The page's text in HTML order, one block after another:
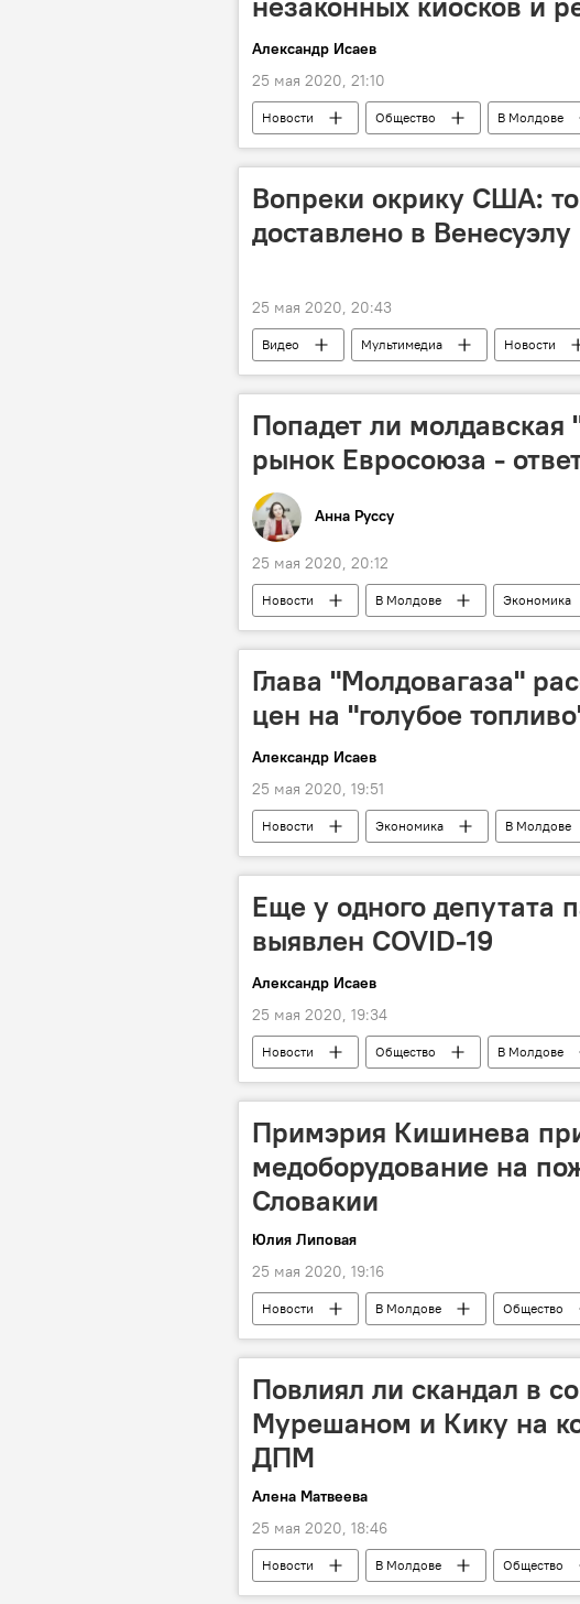
Александр Исаев
25 мая 2020, 21:10
Новости Общество В Молдове
Вопреки окрику США:
доставлено в Венесуэлу
25 мая 2020, 20:43
Видео Мультимедиа Новости
Экономика
Попадет ли молдавская
рынок Евросоюза -
Анна Руссу
25 мая 2020, 20:12
Новости В Молдове Экономика
Глава "Молдовагаза"
цен на "голубое
Александр Исаев
25 мая 2020, 19:51
Новости Экономика В Молдове
Еще у одного депутата
выявлен COVID-19
Александр Исаев
25 мая 2020, 19:34
Новости Общество В Молдове
Примэрия Кишинева
медоборудование на
Словакии
Юлия Липовая
25 мая 2020, 19:16
Новости В Молдове Общество
Повлиял ли скандал в
Мурешаном и Кику на
ДПМ
Алена Матвеева
25 мая 2020, 18:46
Новости В Молдове Общество